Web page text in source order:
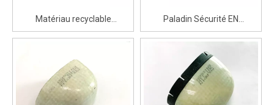
Matériau recyclable
composite en fibre de verre
Paladin Sécurité EN
ISO22568-2 Capes d'orteils
en fibre de verre avec
matériau recyclable TPE Strip
Recyclable